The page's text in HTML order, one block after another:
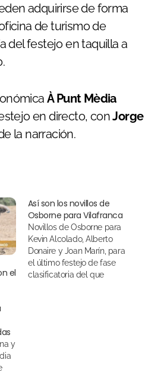
adquirirse de forma
de turismo de
del festejo en taquilla a
À Punt Mèdia
en directo, conJorge
la narración.
el
Así son los novillos de
Osborne para Vilafranca
Novillos de Osborne para
Kevin Alcolado, Alberto
Donaire y Joan Marín, para
el último festejo de fase
clasificatoria del que